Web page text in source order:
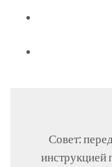
Совет:
инструкцией